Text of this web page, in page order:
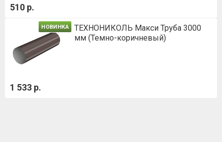
510 р.
НОВИНКА
ТЕХНОНИКОЛЬ Макси Труба 3000
мм (Темно-коричневый)
1 533 р.